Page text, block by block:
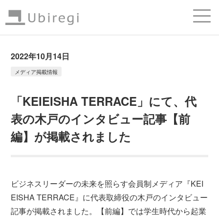
2022年10月14日
メディア掲載情報
「KEIEISHA TERRACE」にて、代
表の木戸のインタビュー記事【前
編】が掲載されました
ビジネスリーダーの未来を照らす会員制メディア『KEI
EISHA TERRACE』に代表取締役の木戸のインタビュー
記事が掲載されました。【前編】では学生時代から起業